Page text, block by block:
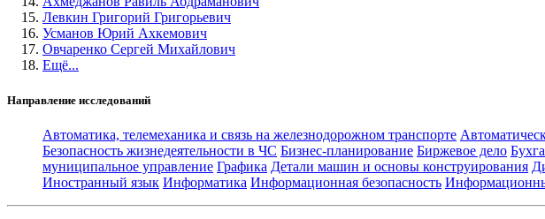
Левкин Григорий Григорьевич
Усманов Юрий Ахкемович
Овчаренко Сергей Михайлович
Ещё...
Направление исследований
Автоматика, телемеханика и связь на железнодорожном транспорте
Безопасность жизнедеятельности в ЧС Бизнес-планирование Биржевое дело
муниципальное управление Графика Детали машин и основы конструирования
Иностранный язык Информатика Информационная безопасность